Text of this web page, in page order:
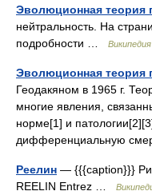
Эволюционная теория
нейтральность. На
подробности …
Википедия
Эволюционная теория
Геодакяном в 1965 г.
многие явления,
норме[1] и
дифференциальную
Реелин — {{{caption}}}
REELIN Entrez …